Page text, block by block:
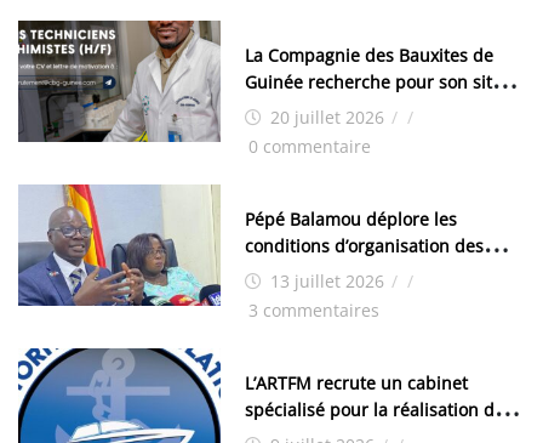
La Compagnie des Bauxites de
Guinée recherche pour son site
de Kamsar des techniciens
chimistes (H/F)
20 juillet 2026 / /
0 commentaire
Pépé Balamou déplore les
conditions d’organisation des
examens nationaux : « Si ce sont
les élections, on trouve tous les
13 juillet 2026 / /
3 commentaires
L’ARTFM recrute un cabinet
spécialisé pour la réalisation des
études techniques